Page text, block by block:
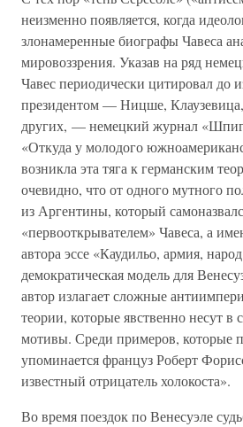
неизменно появляется, когда
злонамеренные биографы Чавеса
мировоззрения. Указав на ряд
Чавес периодически цитировал до
президентом — Ницше,
других, — немецкий журнал
«Откуда у молодого
возникла эта тяга к германским
очевидно, что от одного мутного
из Аргентины, который
«первооткрывателем» Чавеса, а
автора эссе «Каудильо, армия,
демократическая модель для
автор излагает сложные
теории, которые явственно несут в
мотивы. Среди примеров, которые
упоминается француз Роберт
известный отрицатель холокоста».
Во время поездок по Венесуэле